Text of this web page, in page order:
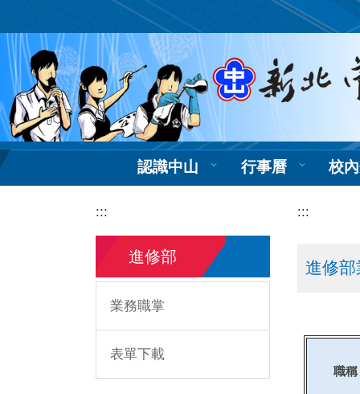
到
主
要
內
容
區
認識中山 行事曆 校
:::
進修部
業務職掌
表單下載
:::
進修
職稱